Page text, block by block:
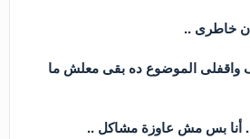
خاطرى ..
واقفلى الموضوع ده بقى معلش ما
أنا بس مش عاوزة مشاكل ..